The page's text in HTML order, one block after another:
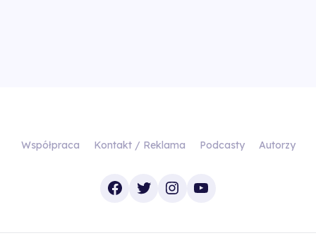
Współpraca Kontakt / Reklama Podcasty Autorzy
Facebook
TwitterInstagram
YouTube